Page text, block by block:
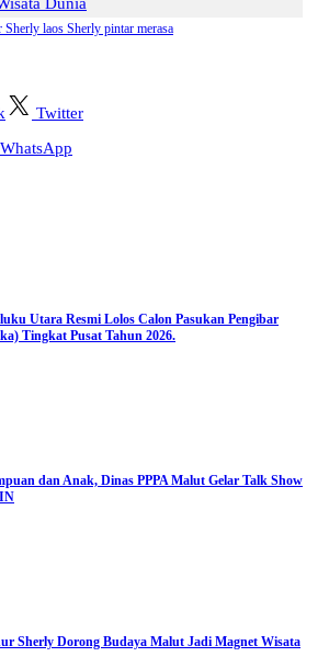
Sherly laos Sherly pintar merasa
Twitter
WhatsApp
Utara Resmi Lolos Calon Pasukan Pengibar
Tingkat Pusat Tahun 2026.
dan Anak, Dinas PPPA Malut Gelar Talk Show
Sherly Dorong Budaya Malut Jadi Magnet Wisata